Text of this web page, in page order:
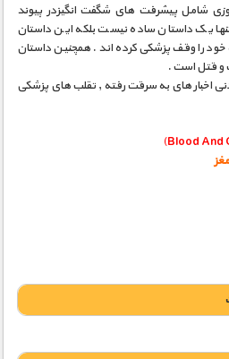
شامل پیشرفت های شگفت انگیزدر پیوند
یک داستان ساده نیست بلکه این داستان
را وقف پزشکی کرده اند . همچنین داستان
و قتل است .
اخبار های به سرقت رفته , تقلب های پزشکی